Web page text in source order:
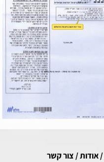
/אודות/ צור קשר